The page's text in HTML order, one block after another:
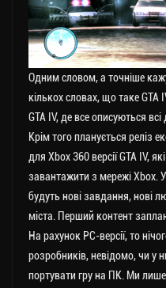
Одним словом, а точніше
кількох словах, що таке GTA
GTA IV, де все описуються всі
Крім того планується реліз
для Xbox 360 версії GTA IV,
завантажити з мережі Xbox.
будуть нові завдання, нові
міста. Перший контент
На рахунок PC-версії, то
розробників, невідомо, чи у
портувати гру на ПК. Ми